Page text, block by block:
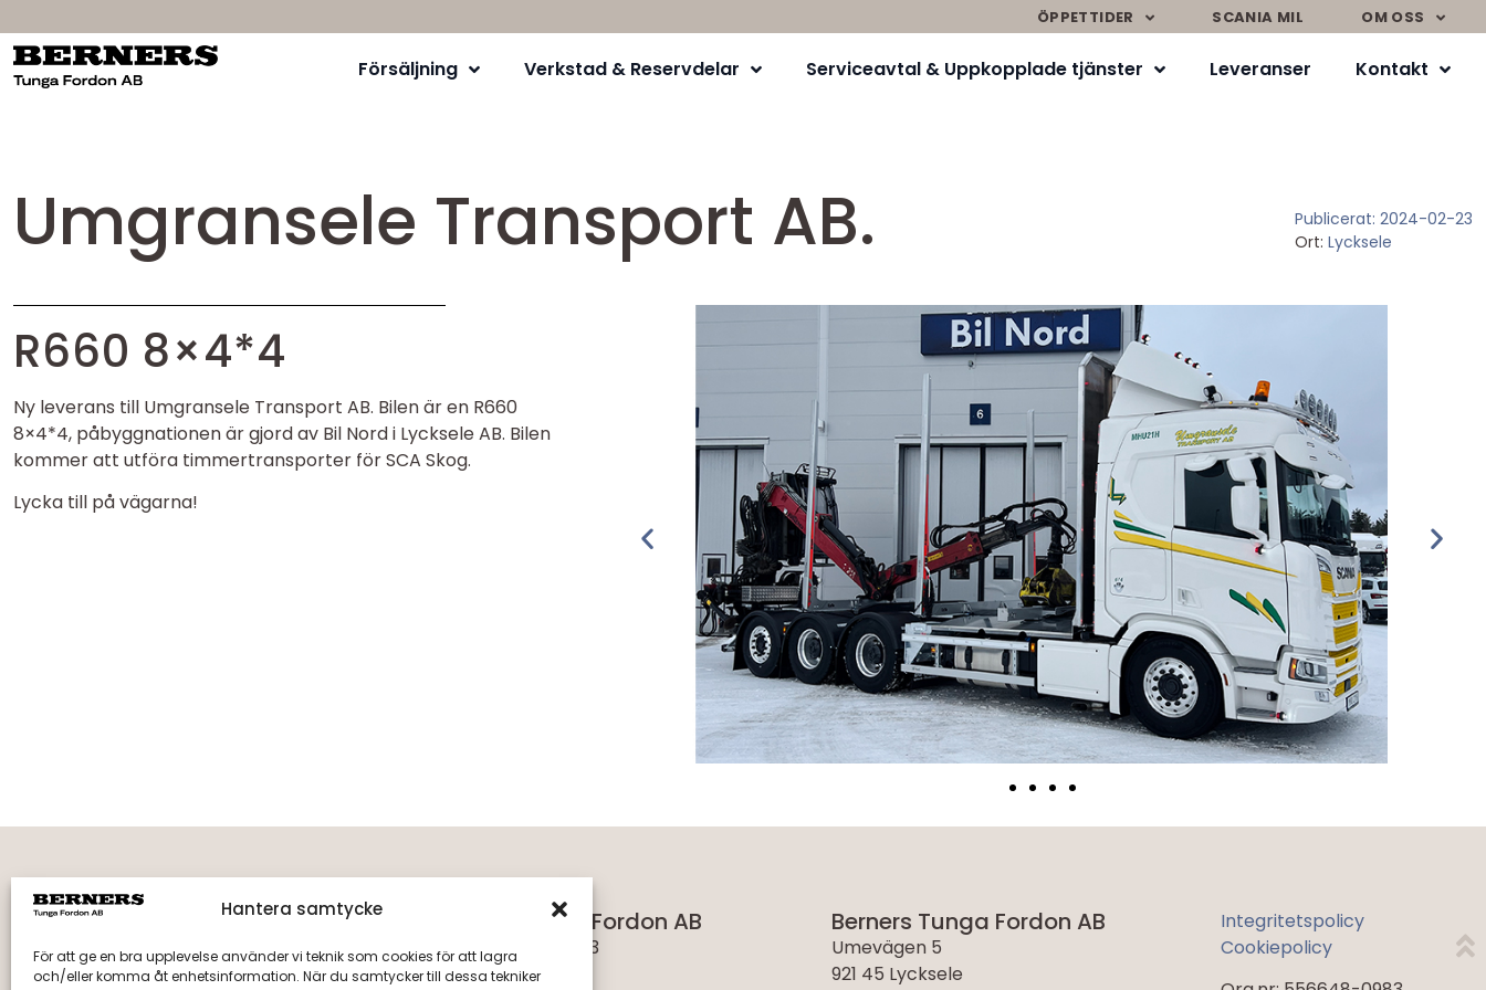
Hantera samtycke
För att ge en bra upplevelse använder vi teknik som cookies för att lagra
och/eller komma åt enhetsinformation. När du samtycker till dessa tekniker
ÖPPETTIDER SCANIA MIL OM OSS
Försäljning Verkstad & Reservdelar Serviceavtal & Uppkopplade tjänster Leveranser Kontakt
Umgransele Transport AB. Publicerat: 2024-02-23
Ort: Lycksele
R660 8×4*4
Ny leverans till Umgransele Transport AB. Bilen är en R660
8×4*4, påbyggnationen är gjord av Bil Nord i Lycksele AB. Bilen
kommer att utföra timmertransporter för SCA Skog.
Lycka till på vägarna!
Fakturaadress
Berners Tunga Fordon AB
Fack 110510, R011
Berners Tunga Fordon AB
Tegelbruksvägen 13
891 55 Arnäsvall
Berners Tunga Fordon AB
Umevägen 5
921 45 Lycksele
Integritetspolicy
Cookiepolicy